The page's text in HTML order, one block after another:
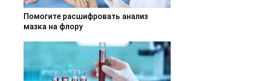
Помогите расшифровать анализ
мазка на флору